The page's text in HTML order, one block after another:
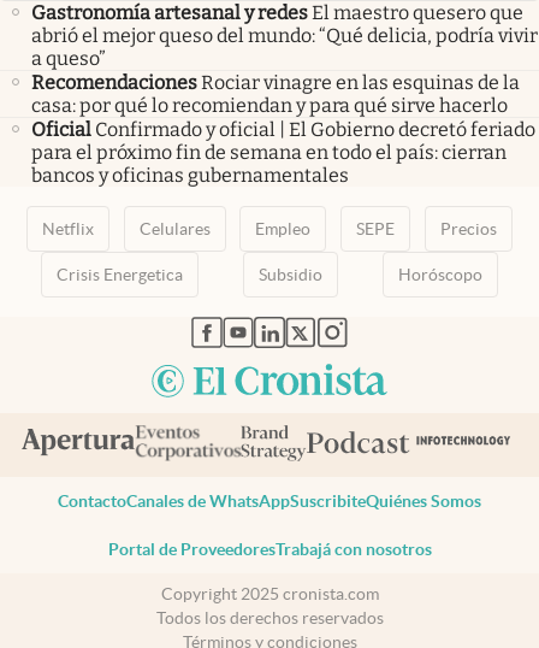
Gastronomía artesanal y redesEl maestro quesero que
abrió el mejor queso del mundo: “Qué delicia, podría vivir
a queso”
RecomendacionesRociar vinagre en las esquinas de la
casa: por qué lo recomiendan y para qué sirve hacerlo
Oficial Confirmado y oficial | El Gobierno decretó feriado
para el próximo fin de semana en todo el país: cierran
bancos y oficinas gubernamentales
Netflix Celulares Empleo SEPE Precios
Crisis Energetica Subsidio Horóscopo
abre en nueva pestaña
abre en nueva pestaña
abre en nueva pestaña
abre en nueva pestaña
abre en nueva pestaña
ContactoCanales de WhatsAppSuscribiteQuiénes Somos
Portal de ProveedoresTrabajá con nosotros
Copyright 2025 cronista.com
Todos los derechos reservados
Términos y condiciones